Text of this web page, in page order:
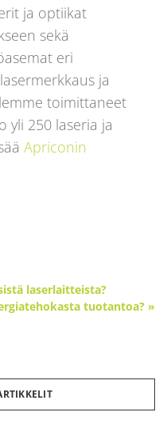
ja optiikat
sekä
eri
ja
toimittaneet
yli 250 laseria ja
Apriconin
laserlaitteista?
tuotantoa? »